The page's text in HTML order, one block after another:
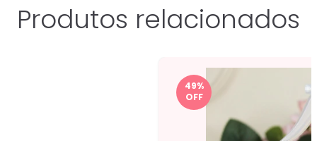
Produtos relacionados
49%
OFF